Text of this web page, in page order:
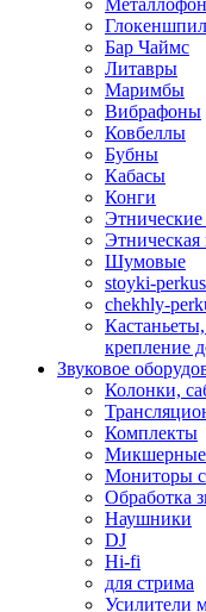
Бар Чаймс
Литавры
Маримбы
Вибрафоны
Ковбеллы
Бубны
Кабасы
Конги
Этническая
Шумовые
stoyki-
chekhly-
крепление
Звуковое
Колонки,
Комплекты
Микшерные
Мониторы
Обработка
Наушники
DJ
Hi-fi
для стрима
Усилители